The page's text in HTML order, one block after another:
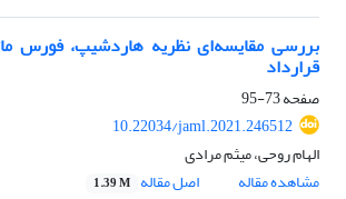
بررسی مقایسه‌ای نظریه هاردشیپ، فورس
قرارداد
صفحه73-95
10.22034/jaml.2021.246512
الهام روحی، میثم مرادی
مشاهده مقاله
اصل مقاله 1.39 M